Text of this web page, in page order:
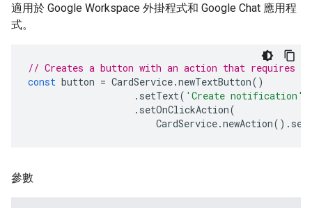
適用於 Google Workspace 外掛程式和 Google Chat 應用程
式。
// Creates a button with an action that requires
const button = CardService.newTextButton()
. setText( 'Create notification'
. setOnClickAction(
CardService.newAction().
參數